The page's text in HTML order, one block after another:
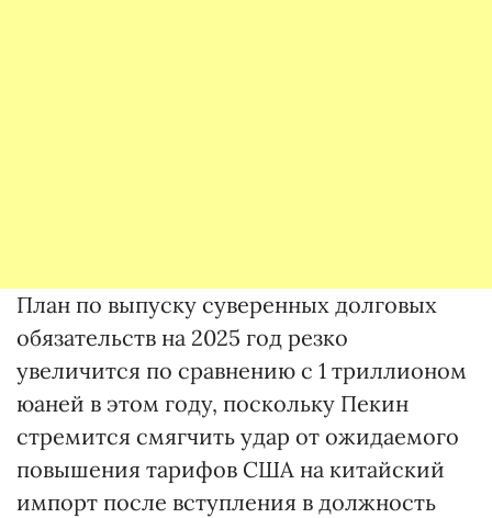
План по выпуску суверенных долговых
обязательств на 2025 год резко
увеличится по сравнению с 1 триллионом
юаней в этом году, поскольку Пекин
стремится смягчить удар от ожидаемого
повышения тарифов США на китайский
импорт после вступления в должность